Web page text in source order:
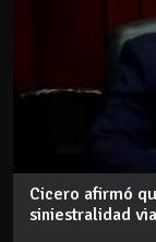
Cicero afirmó
siniestralidad